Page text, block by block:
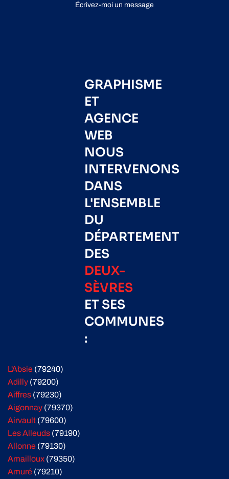
Écrivez-moi un message
GRAPHISME
ET
AGENCE
WEB
NOUS
INTERVENONS
DANS
L'ENSEMBLE
DU
DÉPARTEMENT
DES
DEUX-
SÈVRES
ET SES
COMMUNES
:
L'Absie (79240)
Adilly (79200)
Aiffres (79230)
Aigonnay (79370)
Airvault (79600)
Les Alleuds (79190)
Allonne (79130)
Amailloux (79350)
Amuré (79210)